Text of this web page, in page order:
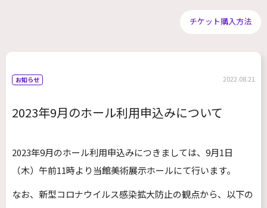
チケット購入方法
お知らせ 2022.08.21
2023年9月のホール利用申込みについて
2023年9月のホール利用申込みにつきましては、9月1日
（木）午前11時より当館美術展示ホールにて行います。
なお、新型コロナウイルス感染拡大防止の観点から、以下の